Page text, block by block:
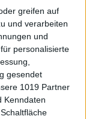
greifen auf
und verarbeiten
und
personalisierte
gesendet
1019 Partner
Kenndaten